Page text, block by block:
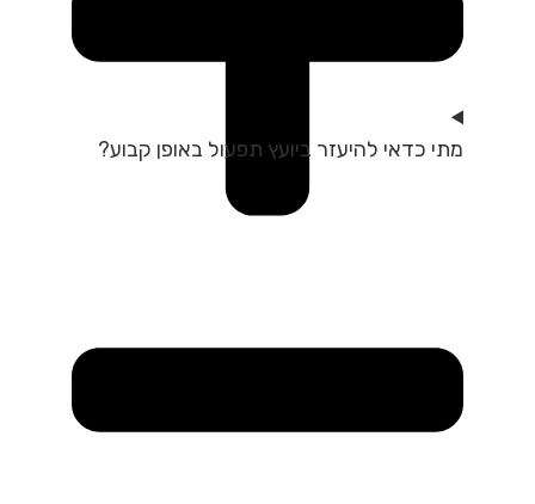
מתי כדאי להיעזר ביועץ תפעול באופן קבוע?